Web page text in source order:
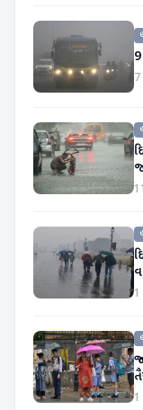
7
1
1